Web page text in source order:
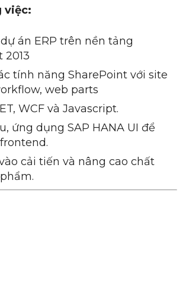
việc:
án ERP trên nền tảng
2013
tính năng SharePoint với site
web parts
WCF và Javascript.
ứng dụng SAP HANA UI để
cải tiến và nâng cao chất